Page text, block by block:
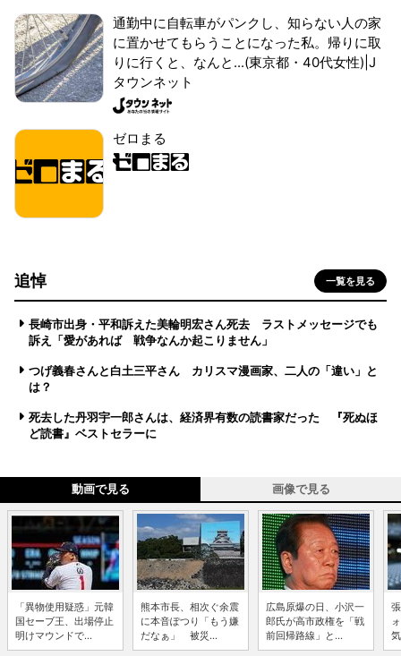
通勤中に自転車がパンクし、知らない人の家
に置かせてもらうことになった私。帰りに取
りに行くと、なんと...(東京都・40代女性)|J
タウンネット
ゼロまる
追悼 一覧を見る
長崎市出身・平和訴えた美輪明宏さん死去 ラストメッセージでも
訴え「愛があれば 戦争なんか起こりません」
つげ義春さんと白土三平さん カリスマ漫画家、二人の「違い」と
は？
死去した丹羽宇一郎さんは、経済界有数の読書家だった 『死ぬほ
ど読書』ベストセラーに
動画で見る 画像で見る
「異物使用疑惑」元韓
国セーブ王、出場停止
明けマウンドで...
熊本市長、相次ぐ余震
に本音ぽつり「もう嫌
だなぁ」 被災...
広島原爆の日、小沢一
郎氏が高市政権を「戦
前回帰路線」と...